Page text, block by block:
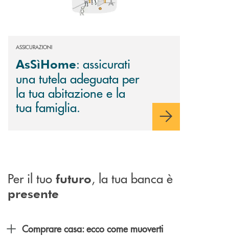
ASSICURAZIONI
AsSìHome: assicurati
una tutela adeguata per
la tua abitazione e la
tua famiglia.
Per il tuo futuro, la tua banca è
presente
Comprare casa: ecco come muoverti